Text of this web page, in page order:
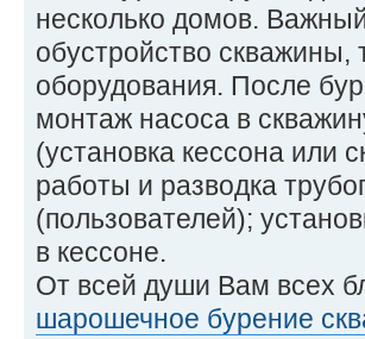
несколько домов.
обустройство скважины,
оборудования. После
монтаж насоса в
(установка кессона или
работы и разводка
(пользователей);
в кессоне.
От всей души Вам всех
шарошечное бурение